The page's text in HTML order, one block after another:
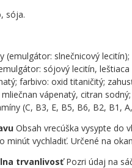
sója.
(emulgátor: slnečnicový
sójový lecitín,
farbivo: oxid titaničitý;
vápenatý, citran
(C, B3, E, B5, B6, B2, B1,
Obsah vrecúška vysypte do
minút vychladiť. Určené na
trvanlivosťPozri údaj na